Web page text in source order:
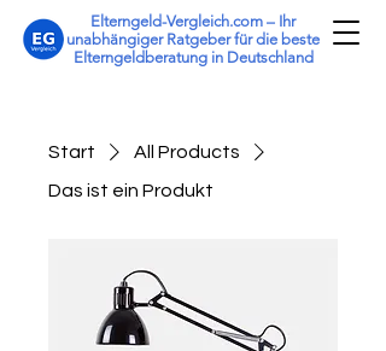
Elterngeld-Vergleich.com – Ihr
unabhängiger Ratgeber für die beste
Elterngeldberatung in Deutschland
Start
All Products
Das ist ein Produkt